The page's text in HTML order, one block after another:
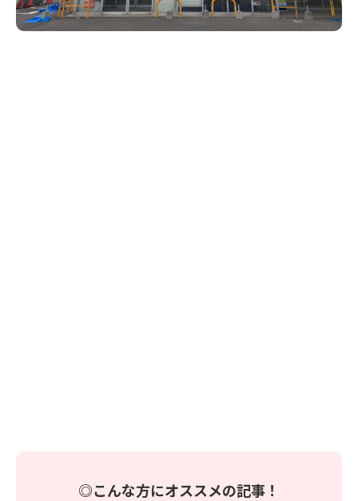
◎こんな方にオススメの記事！